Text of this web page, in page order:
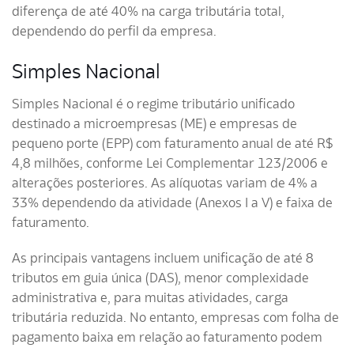
diferença de até 40% na carga tributária total,
dependendo do perfil da empresa.
Simples Nacional
Simples Nacional é o regime tributário unificado
destinado a microempresas (ME) e empresas de
pequeno porte (EPP) com faturamento anual de até R$
4,8 milhões, conforme Lei Complementar 123/2006 e
alterações posteriores. As alíquotas variam de 4% a
33% dependendo da atividade (Anexos I a V) e faixa de
faturamento.
As principais vantagens incluem unificação de até 8
tributos em guia única (DAS), menor complexidade
administrativa e, para muitas atividades, carga
tributária reduzida. No entanto, empresas com folha de
pagamento baixa em relação ao faturamento podem